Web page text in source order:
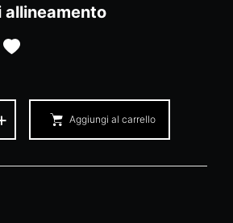
allineamento
Aggiungi al carrello